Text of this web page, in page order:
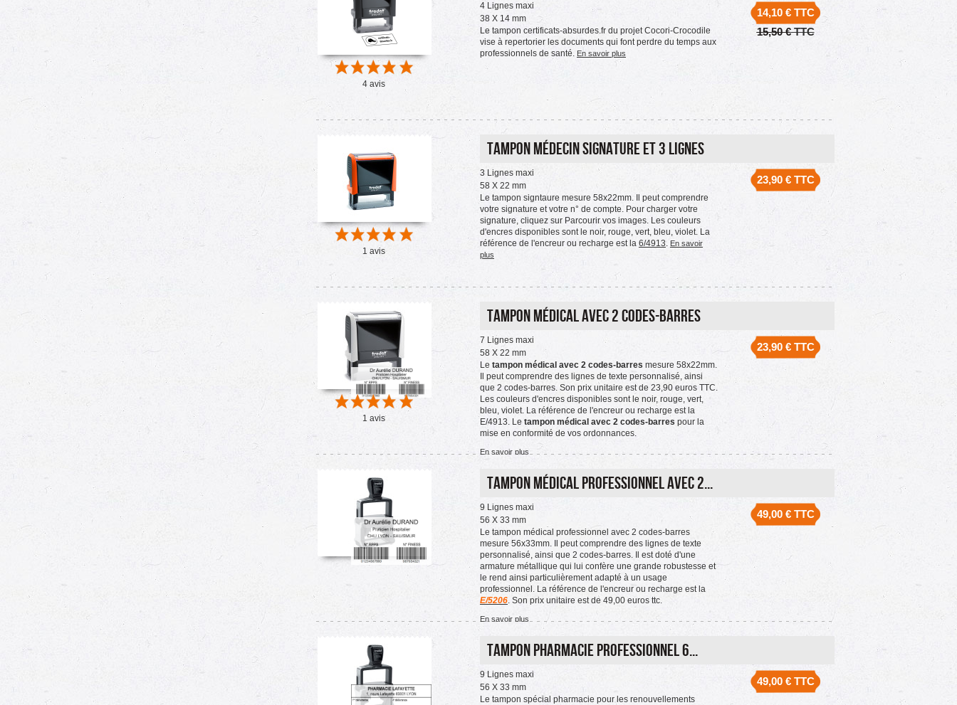
4 avis
15,50 €TTC
14,10 €TTC
4 Lignes maxi
38 X 14 mm
Le tampon certificats-absurdes.fr du projet Cocori-Crocodile
vise à repertorier les documents qui font perdre du temps aux
professionnels de santé. En savoir plus
1 avis
Tampon Médecin signature et 3 lignes
23,90 €TTC
3 Lignes maxi
58 X 22 mm
Le tampon signtaure mesure 58x22mm. Il peut comprendre
votre signature et votre n° de compte. Pour charger votre
signature, cliquez sur Parcourir vos images. Les couleurs
d'encres disponibles sont le noir, rouge, vert, bleu, violet. La
référence de l'encreur ou recharge est la 6/4913. En savoir
plus
1 avis
Tampon médical avec 2 codes-barres
23,90 €TTC
7 Lignes maxi
58 X 22 mm
Le tampon médical avec 2 codes-barres mesure 58x22mm.
Il peut comprendre des lignes de texte personnalisé, ainsi
que 2 codes-barres. Son prix unitaire est de 23,90 euros TTC.
Les couleurs d'encres disponibles sont le noir, rouge, vert,
bleu, violet. La référence de l'encreur ou recharge est la
E/4913. Le tampon médical avec 2 codes-barres pour la
mise en conformité de vos ordonnances.
En savoir plus
Tampon médical professionnel avec 2...
49,00 €TTC
9 Lignes maxi
56 X 33 mm
Le tampon médical professionnel avec 2 codes-barres
mesure 56x33mm. Il peut comprendre des lignes de texte
personnalisé, ainsi que 2 codes-barres. Il est doté d'une
armature métallique qui lui confère une grande robustesse et
le rend ainsi particulièrement adapté à un usage
professionnel. La référence de l'encreur ou recharge est la
E/5206. Son prix unitaire est de 49,00 euros ttc.
En savoir plus
Tampon pharmacie professionnel 6...
49,00 €TTC
9 Lignes maxi
56 X 33 mm
Le tampon spécial pharmacie pour les renouvellements